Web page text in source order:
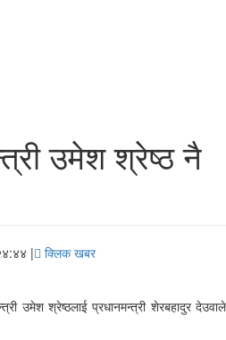
उमेश श्रेष्ठ नै
| क्लिक खबर
उमेश श्रेष्ठलाई प्रधानमन्त्री शेरबहादुर देउवाले